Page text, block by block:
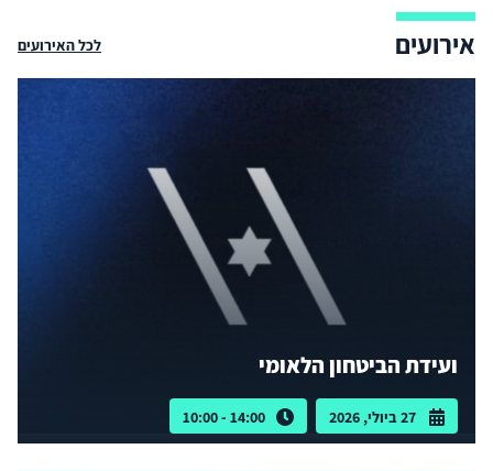
אירועים לכל האירועים
ועידת הביטחון הלאומי
27 ביולי, 2026 14:00 - 10:00